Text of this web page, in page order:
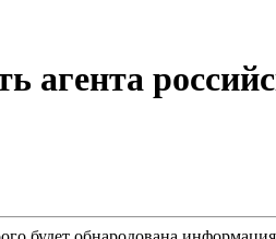
агента